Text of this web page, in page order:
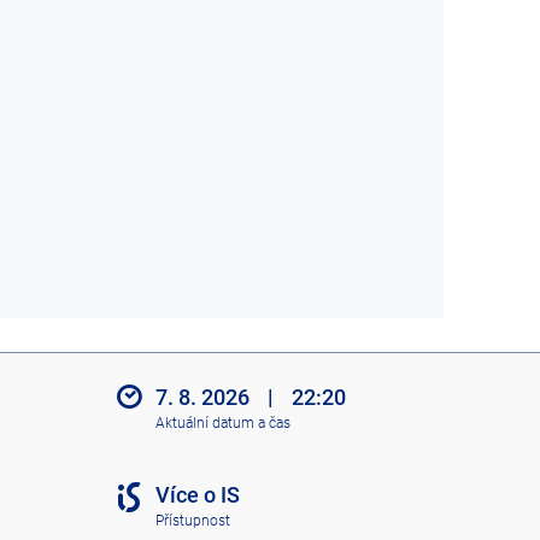
7. 8. 2026 | 22:20
Aktuální datum a čas
Více o IS
Přístupnost